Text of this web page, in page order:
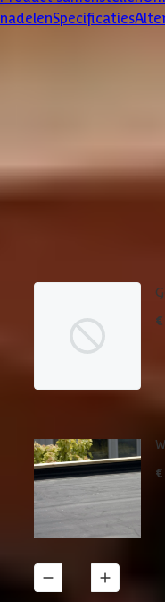
nadelenSpecificaties
Dakbedekking